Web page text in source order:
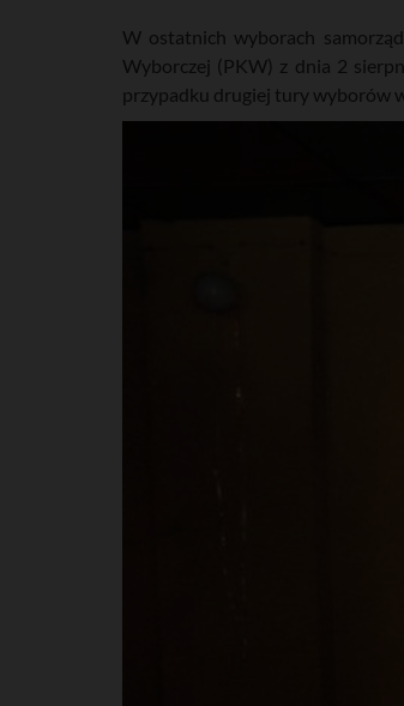
W ostatnich wyborach
Wyborczej (PKW) z dnia 2
przypadku drugiej tury wyborów